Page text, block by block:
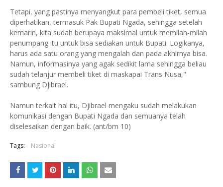
Tetapi, yang pastinya menyangkut para pembeli tiket, semua
diperhatikan, termasuk Pak Bupati Ngada, sehingga setelah
kemarin, kita sudah berupaya maksimal untuk memilah-milah
penumpang itu untuk bisa sediakan untuk Bupati. Logikanya,
harus ada satu orang yang mengalah dan pada akhirnya bisa.
Namun, informasinya yang agak sedikit lama sehingga beliau
sudah telanjur membeli tiket di maskapai Trans Nusa,"
sambung Djibrael.
Namun terkait hal itu, Djibrael mengaku sudah melakukan
komunikasi dengan Bupati Ngada dan semuanya telah
diselesaikan dengan baik. (ant/bm 10)
Tags: Nasional